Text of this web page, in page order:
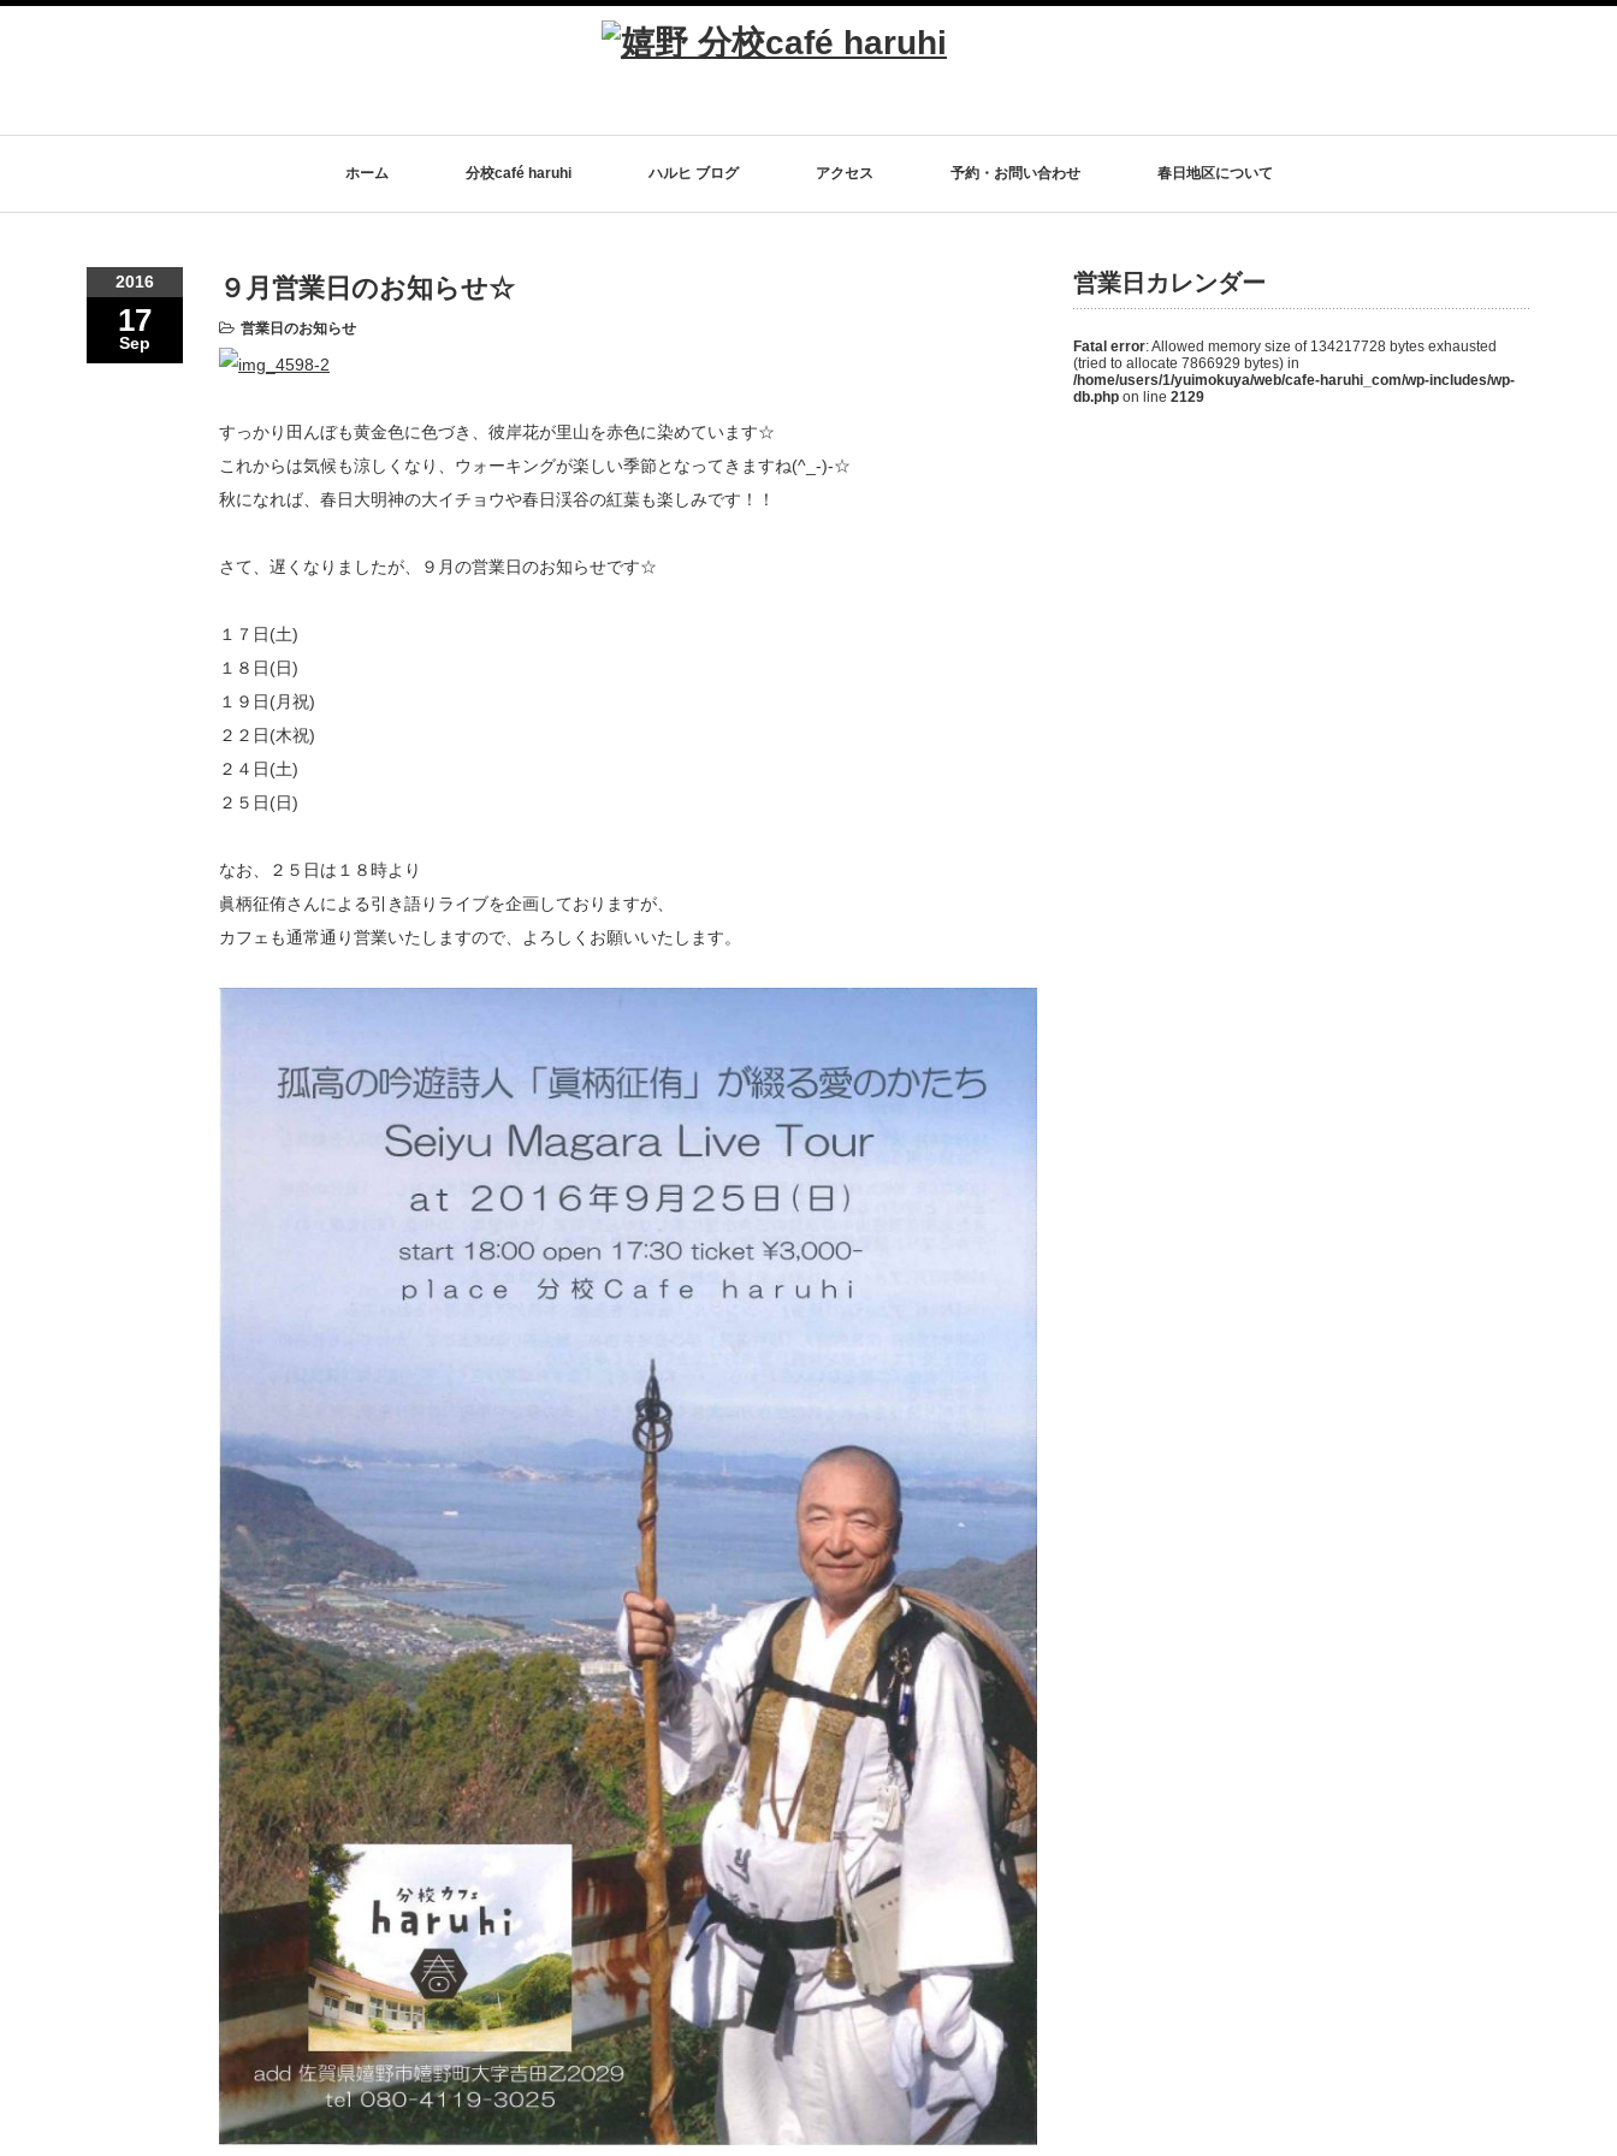
ホーム 分校café haruhi ハルヒ ブログ アクセス 予約・お問い合わせ 春日地区について
2016
17
Sep
９月営業日のお知らせ☆
営業日のお知らせ
すっかり田んぼも黄金色に色づき、彼岸花が里山を赤色に染めています☆
これからは気候も涼しくなり、ウォーキングが楽しい季節となってきますね(^_-)-☆
秋になれば、春日大明神の大イチョウや春日渓谷の紅葉も楽しみです！！
さて、遅くなりましたが、９月の営業日のお知らせです☆
１７日(土)
１８日(日)
１９日(月祝)
２２日(木祝)
２４日(土)
２５日(日)
なお、２５日は１８時より
眞柄征侑さんによる引き語りライブを企画しておりますが、
カフェも通常通り営業いたしますので、よろしくお願いいたします。
営業日カレンダー
Fatal error: Allowed memory size of 134217728 bytes exhausted
(tried to allocate 7866929 bytes) in
/home/users/1/yuimokuya/web/cafe-haruhi_com/wp-includes/wp-
db.php on line 2129